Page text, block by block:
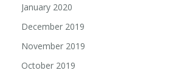
January 2020
December 2019
November 2019
October 2019